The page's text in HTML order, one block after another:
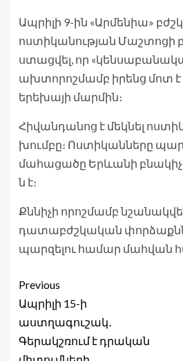
Ապրիլի 9-ին «Արմենիա»
ոստիկանության Մաշտոցի
ստացվել, որ
ախտորոշմամբ իրենց մոտ
երեխայի մարմին։
Հիվանդանոց է մեկնել
խումբը։ Ոստիկանները
մահացածը Երևանի
ն է։
Քննիչի որոշմամբ
դատաբժշկական
պարզելու համար մահվան
Previous
Ապրիլի 15-ի
աստղագուշակ․
Գերակշռում է դրական